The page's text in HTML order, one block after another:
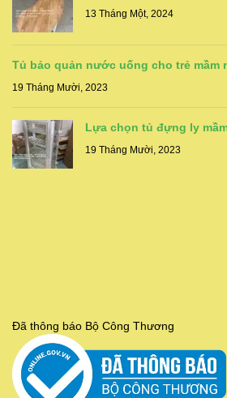
13 Tháng Một, 2024
Tủ bảo quản nước uống cho trẻ mầm
19 Tháng Mười, 2023
Lựa chọn tủ đựng ly
19 Tháng Mười, 2023
Đã thông báo Bộ Công Thương